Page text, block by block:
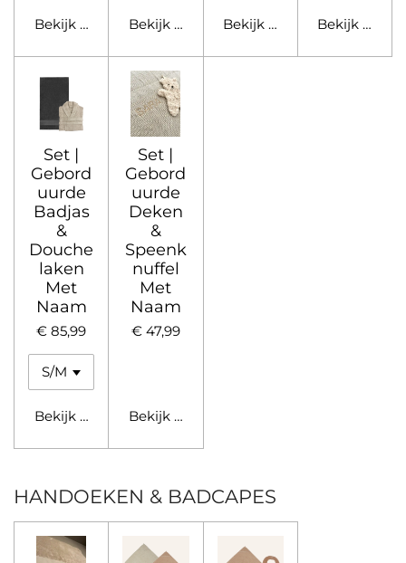
Bekijk details Bekijk details Bekijk details Bekijk
Set |
Gebord
uurde
Badjas
&
Douche
laken
Met
Naam
€ 85,99
Bekijk details
Set |
Gebord
uurde
Deken
&
Speenk
nuffel
Met
Naam
€ 47,99
Bekijk details
HANDOEKEN & BADCAPES